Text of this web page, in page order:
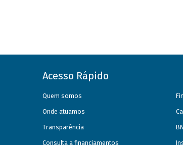
Acesso Rápido
Quem somos
Onde atuamos
Transparência
Consulta a financiamentos